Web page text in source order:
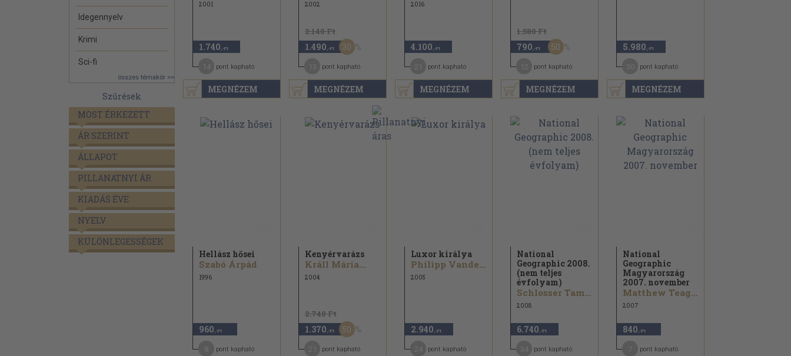
Idegennyelv
Krimi
Sci-fi
összes témakör >>
Szűrések
MOST ÉRKEZETT
ÁR SZERINT
ÁLLAPOT
PILLANATNYI ÁR
KIADÁS ÉVE
NYELV
KÜLÖNLEGESSÉGEK
MEGNÉZEM
2001
1.740 ,-Ft
pont kapható
MEGNÉZEM
2002
2.140 Ft
1.490 ,-Ft 30
pont kapható
MEGNÉZEM
2016
4.100 ,-Ft
pont kapható
MEGNÉZEM
1.580 Ft
790 ,-Ft 50
pont kapható
MEGNÉZEM
5.980 ,-Ft
pont kapható
Hellász hősei
Szabó Árpád
1996
960 ,-Ft
pont kapható
Kenyérvarázs
Králl Mária...
2004
2.740 Ft
1.370 ,-Ft 50
pont kapható
Luxor királya
Philipp Vandenberg
2005
2.940 ,-Ft
pont kapható
National
Geographic 2008.
(nem teljes
évfolyam)
Schlosser Tamás
2008
6.740 ,-Ft
pont kapható
National
Geographic
Magyarország
2007. november
Matthew Teague...
2007
840 ,-Ft
pont kapható